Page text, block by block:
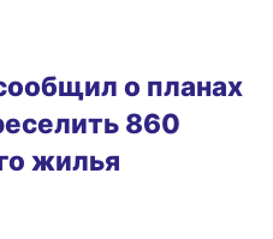
о планах
860
жилья